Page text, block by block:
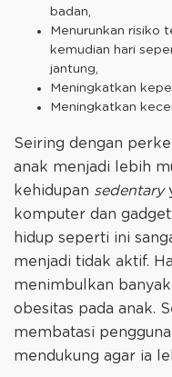
badan,
Menurunkan risiko
kemudian hari
jantung,
Meningkatkan
Meningkatkan
Seiring dengan
anak menjadi lebih
kehidupan sedentary
komputer dan
hidup seperti ini
menjadi tidak aktif.
menimbulkan
obesitas pada anak.
membatasi
mendukung agar ia